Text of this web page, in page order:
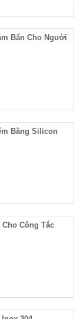
Bẩn Cho Người
Bằng Silicon
Công Tắc